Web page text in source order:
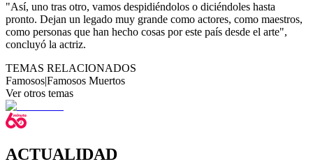
"Así, uno tras otro, vamos despidiéndolos o diciéndoles hasta
pronto. Dejan un legado muy grande como actores, como maestros,
como personas que han hecho cosas por este país desde el arte",
concluyó la actriz.
TEMAS RELACIONADOS
Famosos|Famosos Muertos
Ver otros temas
ACTUALIDAD